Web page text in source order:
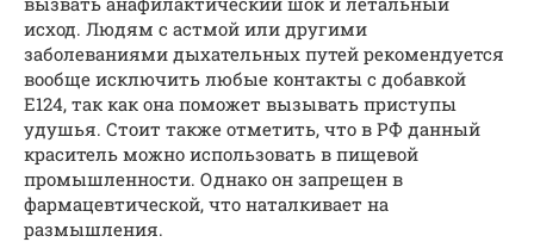
исход. Людям с астмой или другими
заболеваниями дыхательных путей рекомендуется
вообще исключить любые контакты с добавкой
Е124, так как она поможет вызывать приступы
удушья. Стоит также отметить, что в РФ данный
краситель можно использовать в пищевой
промышленности. Однако он запрещен в
фармацевтической, что наталкивает на
размышления.